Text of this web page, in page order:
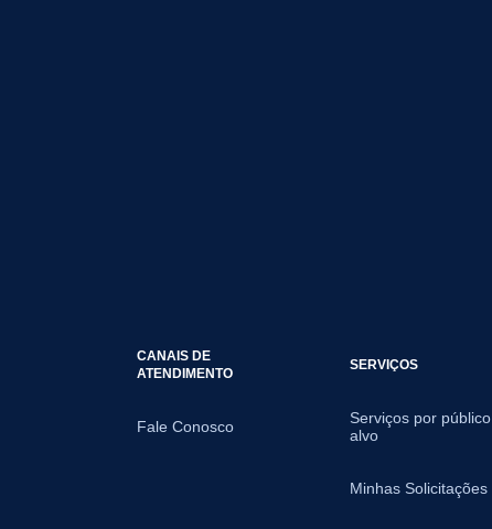
CANAIS DE
ATENDIMENTO
Fale Conosco
SERVIÇOS
Serviços por público
alvo
Minhas Solicitações